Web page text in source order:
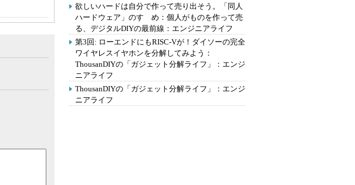
欲しいハードは自分で作って売り出そう。「同人
ハードウェア」のすゝめ：個人がものを作って売
る、デジタルDIYの最前線：エンジニアライフ
第3回: ローエンドにもRISC-Vが！ダイソーの完全
ワイヤレスイヤホンを分解してみよう：
ThousanDIYの「ガジェット分解ライフ」：エンジ
ニアライフ
ThousanDIYの「ガジェット分解ライフ」：エンジ
ニアライフ